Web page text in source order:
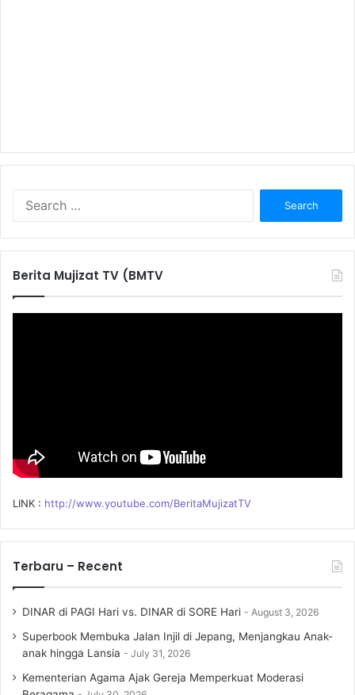
r
f
o
Berita Mujizat TV (BMTV
LINK : http://www.youtube.com/BeritaMujizatTV
Terbaru – Recent
DINAR di PAGI Hari vs. DINAR di SORE Hari August 3, 2026
Superbook Membuka Jalan Injil di Jepang, Menjangkau Anak-
anak hingga Lansia
July 31, 2026
Kementerian Agama Ajak Gereja Memperkuat Moderasi